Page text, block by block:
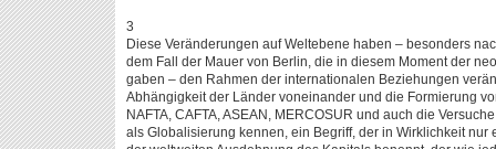
3
Diese Veränderungen auf Weltebene haben – besonders
dem Fall der Mauer von Berlin, die in diesem Moment der
gaben – den Rahmen der internationalen Beziehungen
Abhängigkeit der Länder voneinander und die Formierung
NAFTA, CAFTA, ASEAN, MERCOSUR und auch die
als Globalisierung kennen, ein Begriff, der in Wirklichkeit